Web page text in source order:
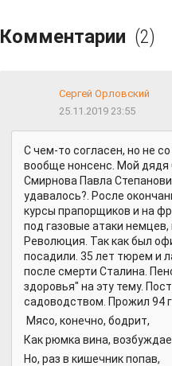
Комментарии (2)
Сергей Орловский
25.11.2019 23:55
С чем-то согласен, но не
вообще нонсенс. Мой дядя
Смирнова Павла
удавалось?. Росле
курсы прапорщиков и на
под газовые атаки
Революция. Так как был
посадили. 35 лет тюрем и
после смерти Сталина.
здоровья" на эту тему.
садоводством. Прожил 94
Мясо, конечно, бодрит,
Как рюмка вина,
Но, раз в кишечник попав,